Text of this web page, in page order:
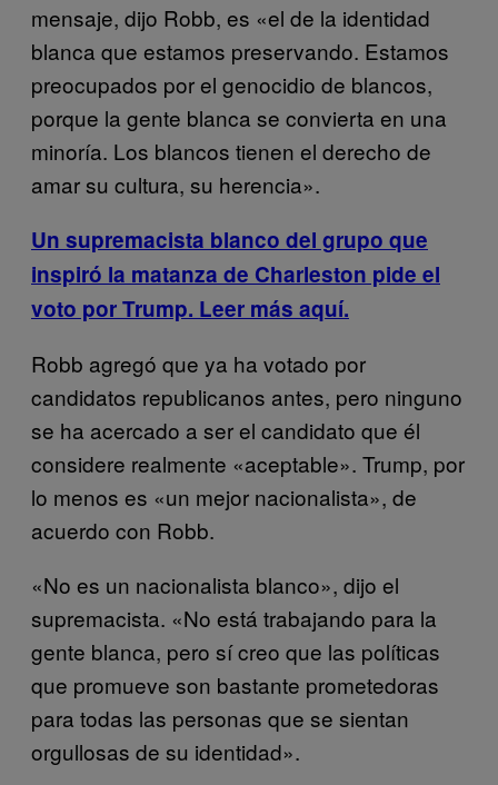
mensaje, dijo Robb, es «el de la identidad
blanca que estamos preservando. Estamos
preocupados por el genocidio de blancos,
porque la gente blanca se convierta en una
minoría. Los blancos tienen el derecho de
amar su cultura, su herencia».
Un supremacista blanco del grupo que
inspiró la matanza de Charleston pide el
voto por Trump. Leer más aquí.
Robb agregó que ya ha votado por
candidatos republicanos antes, pero ninguno
se ha acercado a ser el candidato que él
considere realmente «aceptable». Trump, por
lo menos es «un mejor nacionalista», de
acuerdo con Robb.
«No es un nacionalista blanco», dijo el
supremacista. «No está trabajando para la
gente blanca, pero sí creo que las políticas
que promueve son bastante prometedoras
para todas las personas que se sientan
orgullosas de su identidad».